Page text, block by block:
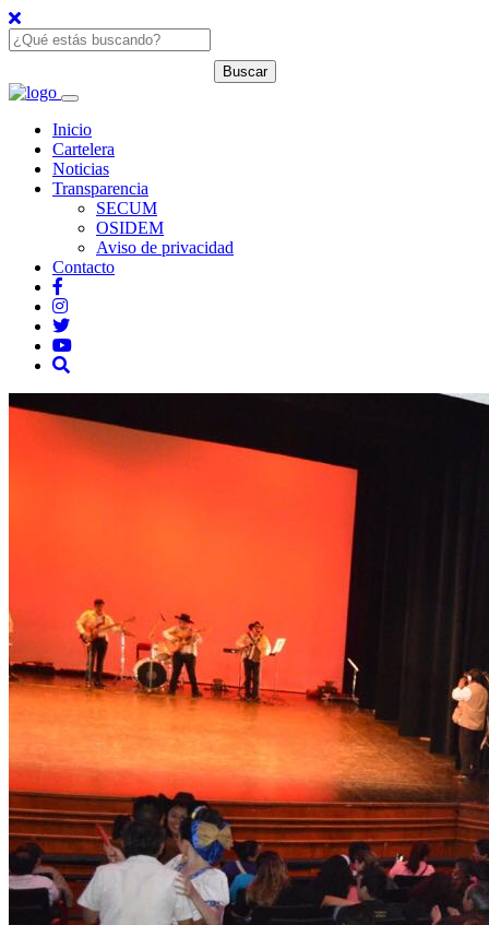
Inicio
Cartelera
Noticias
Transparencia
SECUM
OSIDEM
Aviso de privacidad
Contacto